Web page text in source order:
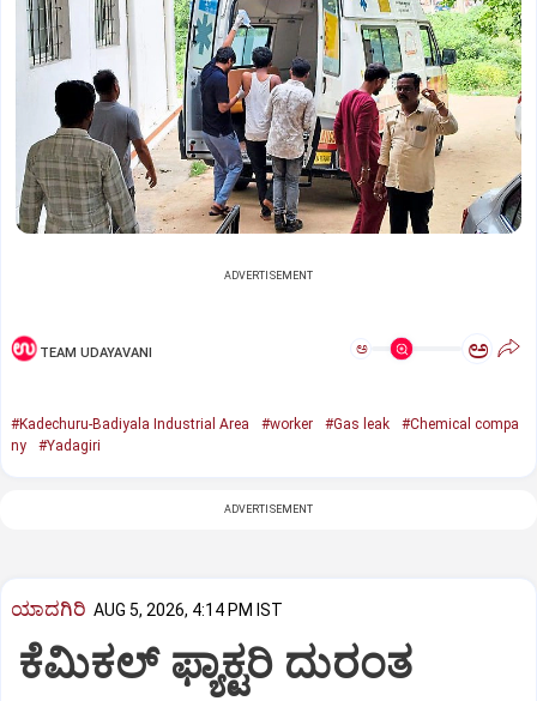
ADVERTISEMENT
TEAM UDAYAVANI ಅ ಅ
#Kadechuru-Badiyala Industrial Area #worker #Gas leak
#Chemical compa
ny
#Yadagiri
ADVERTISEMENT
ಯಾದಗಿರಿ AUG 5, 2026, 4:14 PM IST
ಕೆಮಿಕಲ್ ಫ್ಯಾಕ್ಟರಿ ದುರಂತ